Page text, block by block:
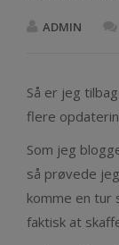
ADMIN
Så er jeg
flere
Som jeg
så prøvede
komme en tur
faktisk at